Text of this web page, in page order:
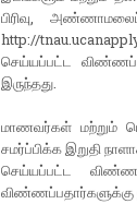
பிரிவு,
http://
செய்யப்பட்ட
இருந்தது.
மாணவர்கள் மற்றும்
சமர்ப்பிக்க இறுதி
செய்யப்பட்ட
விண்ணப்பதார்களுக்கு